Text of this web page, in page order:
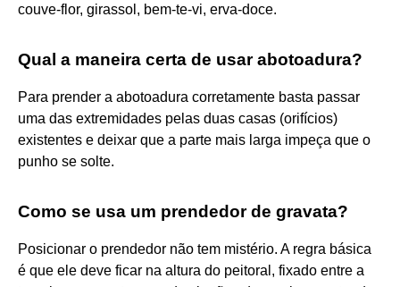
couve-flor, girassol, bem-te-vi, erva-doce.
Qual a maneira certa de usar abotoadura?
Para prender a abotoadura corretamente basta passar
uma das extremidades pelas duas casas (orifícios)
existentes e deixar que a parte mais larga impeça que o
punho se solte.
Como se usa um prendedor de gravata?
Posicionar o prendedor não tem mistério. A regra básica
é que ele deve ficar na altura do peitoral, fixado entre a